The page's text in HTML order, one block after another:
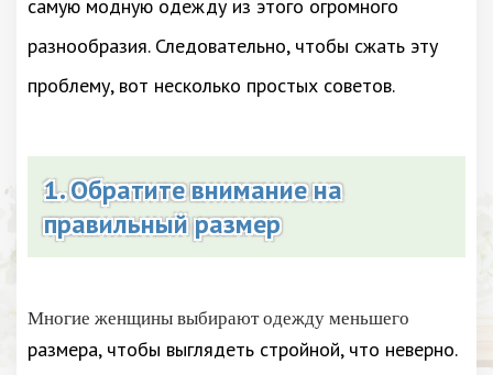
самую модную одежду из этого огромного
разнообразия. Следовательно, чтобы сжать эту
проблему, вот несколько простых советов.
1. Обратите внимание на
правильный размер
Многие женщины выбирают одежду меньшего
размера, чтобы выглядеть стройной, что неверно.